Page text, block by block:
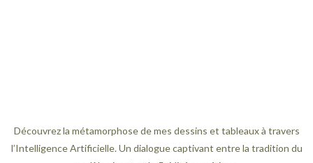
Découvrez la métamorphose de mes dessins et tableaux à travers
l’Intelligence Artificielle. Un dialogue captivant entre la tradition du